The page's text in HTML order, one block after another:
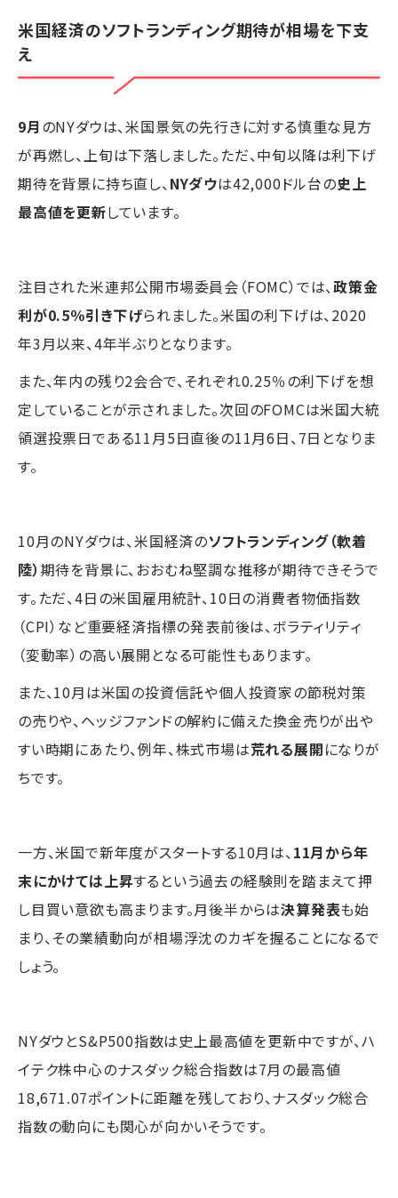
米国経済のソフトランディング期待が相場を下支
え
9月のNYダウは、米国景気の先行きに対する慎重な見方
が再燃し、上旬は下落しました。ただ、中旬以降は利下げ
期待を背景に持ち直し、 NYダウは42,000ドル台の史上
最高値を更新しています。
注目された米連邦公開市場委員会（FOMC）では、政策金
利が0.5％引き下げられました。米国の利下げは、2020
年3月以来、4年半ぶりとなります。
また、年内の残り2会合で、それぞれ0.25％の利下げを想
定していることが示されました。次回のFOMCは米国大統
領選投票日である11月5日直後の11月6日、7日となりま
す。
10月のNYダウは、米国経済のソフトランディング（軟着
陸） 期待を背景に、おおむね堅調な推移が期待できそうで
す。ただ、4日の米国雇用統計、10日の消費者物価指数
（CPI）など重要経済指標の発表前後は、ボラティリティ
（変動率）の高い展開となる可能性もあります。
また、10月は米国の投資信託や個人投資家の節税対策
の売りや、ヘッジファンドの解約に備えた換金売りが出や
すい時期にあたり、例年、株式市場は荒れる展開になりが
ちです。
一方、米国で新年度がスタートする10月は、 11月から年
末にかけては上昇するという過去の経験則を踏まえて押
し目買い意欲も高まります。月後半からは決算発表も始
まり、その業績動向が相場浮沈のカギを握ることになるで
しょう。
NYダウとS&P500指数は史上最高値を更新中ですが、ハ
イテク株中心のナスダック総合指数は7月の最高値
18,671.07ポイントに距離を残しており、ナスダック総合
指数の動向にも関心が向かいそうです。